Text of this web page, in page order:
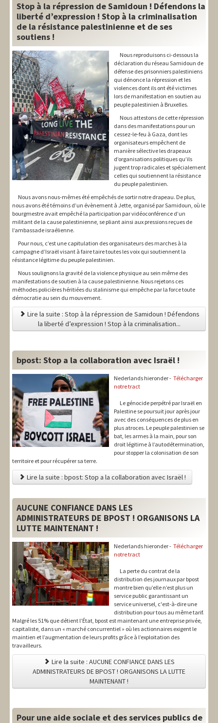
Stop à la répression de Samidoun ! Défendons la
liberté d’expression ! Stop à la criminalisation
de la résistance palestinienne et de ses
soutiens !
Nous reproduisons ci-dessous la
déclaration du réseau Samidoun de
défense des prisonniers palestiniens
qui dénonce la répression et les
violences dont ils ont été victimes
lors de manifestation en soutien au
peuple palestinien à Bruxelles.
Nous attestons de cette répression
dans des manifestations pour un
cessez-le-feu à Gaza, dont les
organisateurs empêchent de
manière sélective les drapeaux
d’organisations politiques qu’ils
jugent trop radicales et spécialement
celles qui soutiennent la résistance
du peuple palestinien.
Nous avons nous-mêmes été empêchés de sortir notre drapeau. De plus,
nous avons été témoins d’un évènement à Jette, organisé par Samidoun, où le
bourgmestre avait empêché la participation par vidéoconférence d’un
militant de la cause palestinienne, se pliant ainsi aux pressions reçues de
l’ambassade israélienne.
Pour nous, c’est une capitulation des organisateurs des marches à la
campagne d’Israël visant à faire taire toutes les voix qui soutiennent la
résistance légitime du peuple palestinien.
Nous soulignons la gravité de la violence physique au sein même des
manifestations de soutien à la cause palestinienne. Nous rejetons ces
méthodes policières héritiées du stalinisme qui empêche par la force toute
démocratie au sein du mouvement.
Lire la suite : Stop à la répression de Samidoun ! Défendons
la liberté d’expression ! Stop à la criminalisation...
bpost: Stop a la collaboration avec Israël !
Nederlands hieronder - Télécharger
notre tract
Le génocide perpétré par Israël en
Palestine se poursuit jour après jour
avec des conséquences de plus en
plus atroces. Le peuple palestinien se
bat, les armes à la main, pour son
droit légitime à l’autodétermination,
pour stopper la colonisation de son
territoire et pour récupérer sa terre.
Lire la suite : bpost: Stop a la collaboration avec Israël !
AUCUNE CONFIANCE DANS LES
ADMINISTRATEURS DE BPOST ! ORGANISONS LA
LUTTE MAINTENANT !
Nederlands hieronder - Télécharger
notre tract
La perte du contrat de la
distribution des journaux par bpost
montre bien qu’elle n’est plus un
service public garantissant un
service universel, c'est-à-dire une
distribution pour tous au même tarif.
Malgré les 51% que détient l’État, bpost est maintenant une entreprise privée,
capitaliste, dans un « marché concurrentiel » où les actionnaires exigent le
maintien et l’augmentation de leurs profits grâce à l’exploitation des
travailleurs.
Lire la suite : AUCUNE CONFIANCE DANS LES
ADMINISTRATEURS DE BPOST ! ORGANISONS LA LUTTE
MAINTENANT !
Pour une aide sociale et des services publics de